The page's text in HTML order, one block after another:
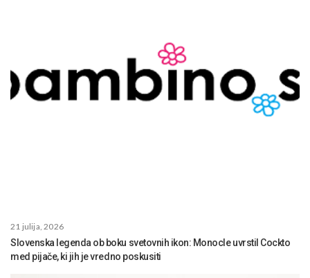
21 julija, 2026
Slovenska legenda ob boku svetovnih ikon: Monocle uvrstil Cockto
med pijače, ki jih je vredno poskusiti